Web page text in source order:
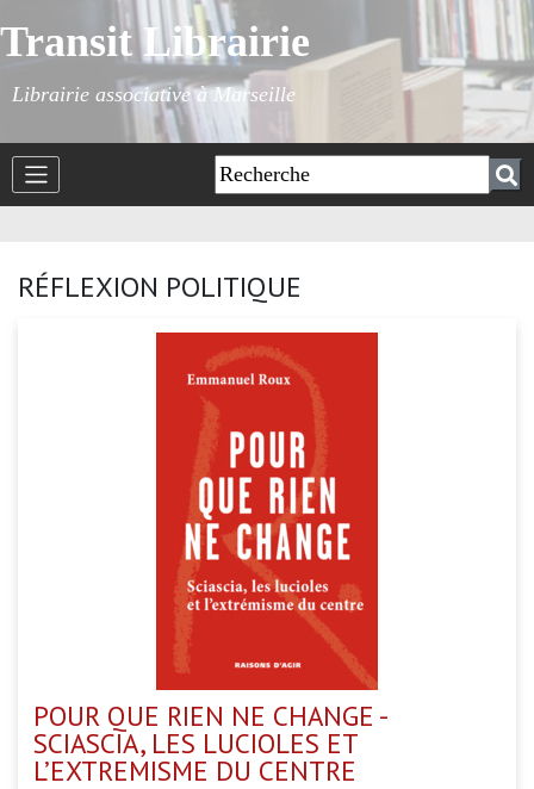
Transit Librairie
Librairie associative à Marseille
RÉFLEXION POLITIQUE
POUR QUE RIEN NE CHANGE -
SCIASCIA, LES LUCIOLES ET
L’EXTREMISME DU CENTRE